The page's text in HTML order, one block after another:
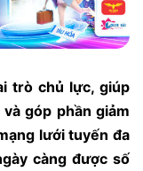
trò chủ lực, giúp
góp phần giảm
lưới tuyến đa
càng được số